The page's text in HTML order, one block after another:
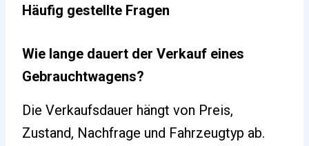
Häufig gestellte Fragen
Wie lange dauert der Verkauf eines
Gebrauchtwagens?
Die Verkaufsdauer hängt von Preis,
Zustand, Nachfrage und Fahrzeugtyp ab.